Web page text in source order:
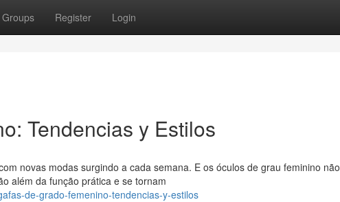
Groups Register Login
Tendencias y Estilos
novas modas surgindo a cada semana. E os óculos de grau feminino não
além da função prática e se tornam
de-grado-femenino-tendencias-y-estilos